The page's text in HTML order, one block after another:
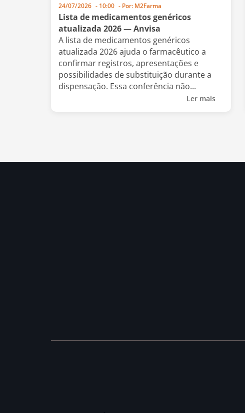
24/07/2026 - 10:00 - Por: M2Farma
Lista de medicamentos genéricos
atualizada 2026 — Anvisa
A lista de medicamentos genéricos
atualizada 2026 ajuda o farmacêutico a
confirmar registros, apresentações e
possibilidades de substituição durante a
dispensação. Essa conferência não...
Ler mais